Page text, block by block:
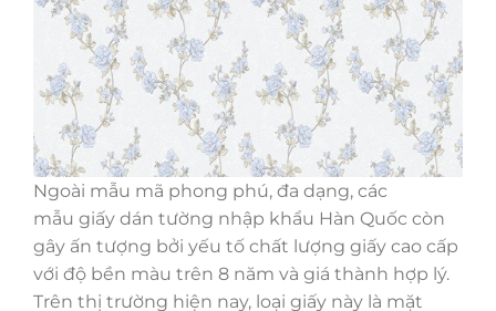
Ngoài mẫu mã phong phú, đa dạng, các
mẫu giấy dán tường nhập khẩu Hàn Quốc còn
gây ấn tượng bởi yếu tố chất lượng giấy cao cấp
với độ bền màu trên 8 năm và giá thành hợp lý.
Trên thị trường hiện nay, loại giấy này là mặt